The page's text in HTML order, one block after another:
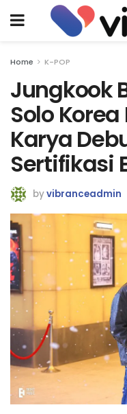
Home K-POP
Jungkook
Solo
Karya
Sertifikasi
byvibranceadmin